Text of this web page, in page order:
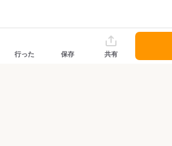
行った 保存 共有